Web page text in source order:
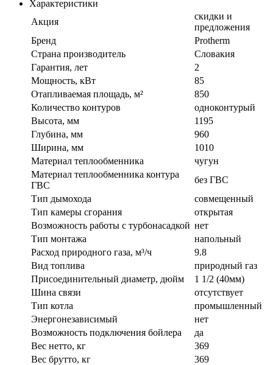
Характеристики
Акция
скидки и
предложения
Бренд
Protherm
Страна производитель
Словакия
Гарантия, лет
2
Мощность, кВт
85
Отапливаемая площадь, м²
850
Количество контуров
одноконтурый
Высота, мм
1195
Глубина, мм
960
Ширина, мм
1010
Материал теплообменника
чугун
Материал теплообменника контура
ГВС
без ГВС
Тип дымохода
совмещенный
Тип камеры сгорания
открытая
Возможность работы с турбонасадкой нет
Тип монтажа
напольный
Расход природного газа, м³/ч
9.8
Вид топлива
природный газ
Присоединительный диаметр, дюйм
1 1/2 (40мм)
Шина связи
отсутствует
Тип котла
промышленный
Энергонезависимый
нет
Возможность подключения бойлера
да
Вес нетто, кг
369
Вес брутто, кг
369